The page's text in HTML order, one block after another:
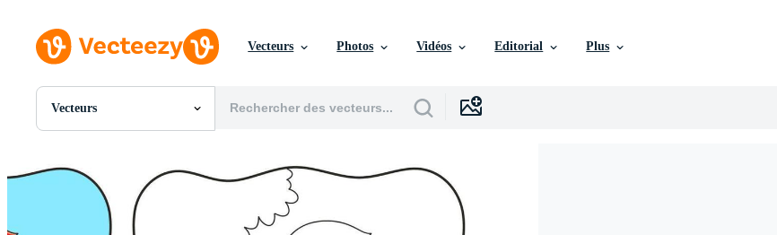
Vecteurs Photos Vidéos Editorial Plus
Vecteurs
Toutes Images
PNGs
PSDs
Modèles